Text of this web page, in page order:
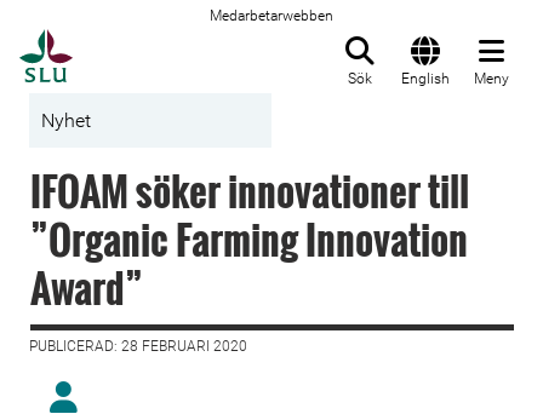
Medarbetarwebben
Sök English Meny
Nyhet
IFOAM söker innovationer till
”Organic Farming Innovation
Award”
PUBLICERAD: 28 FEBRUARI 2020